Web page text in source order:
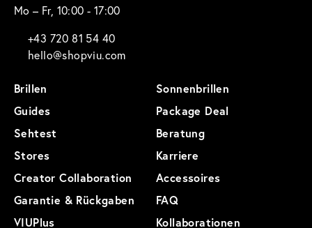
Mo – Fr, 10:00 - 17:00
+43 720 81 54 40
hello@shopviu.com
Brillen
Sonnenbrillen
Guides
Package Deal
Sehtest
Beratung
Stores
Karriere
Creator Collaboration
Accessoires
Garantie & Rückgaben
FAQ
VIUPlus
Kollaborationen